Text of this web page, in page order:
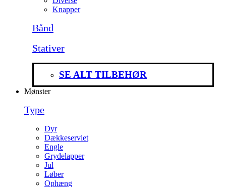
Knapper
Bånd
Stativer
SE ALT TILBEHØR
Mønster
Type
Dyr
Dækkeserviet
Engle
Grydelapper
Jul
Løber
Ophæng